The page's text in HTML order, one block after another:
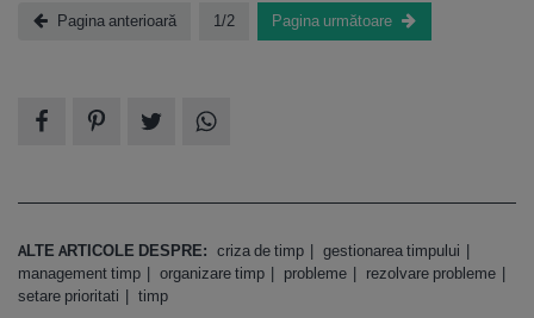
Pagina anterioară 1/2 Pagina următoare
ALTE ARTICOLE DESPRE: criza de timp
gestionarea timpului
management timp
organizare timp probleme
rezolvare probleme
setare prioritati
timp